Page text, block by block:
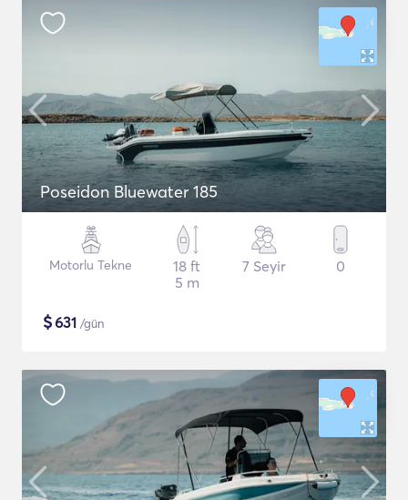
Poseidon Bluewater 185
Motorlu Tekne
18 ft
5 m
7 Seyir 0
$631 /gün